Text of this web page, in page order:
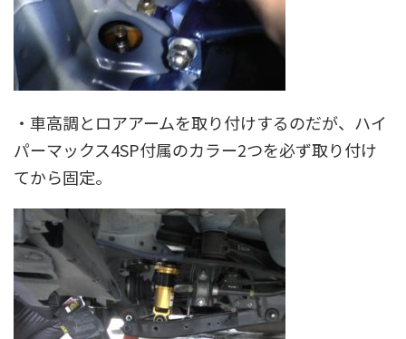
・車高調とロアアームを取り付けするのだが、 ハイ
パーマックス4SP付属のカラー2つを必ず取り付け
てから固定。